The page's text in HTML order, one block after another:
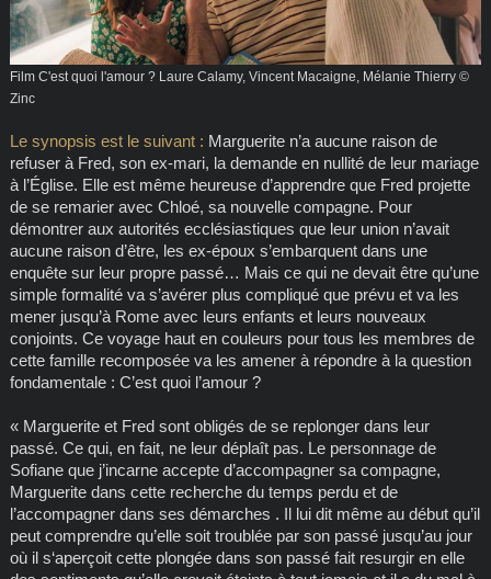
Film C'est quoi l'amour ? Laure Calamy, Vincent Macaigne, Mélanie Thierry ©
Zinc
Le synopsis est le suivant : Marguerite n’a aucune raison de
refuser à Fred, son ex-mari, la demande en nullité de leur mariage
à l’Église. Elle est même heureuse d’apprendre que Fred projette
de se remarier avec Chloé, sa nouvelle compagne. Pour
démontrer aux autorités ecclésiastiques que leur union n’avait
aucune raison d’être, les ex-époux s’embarquent dans une
enquête sur leur propre passé… Mais ce qui ne devait être qu’une
simple formalité va s’avérer plus compliqué que prévu et va les
mener jusqu’à Rome avec leurs enfants et leurs nouveaux
conjoints. Ce voyage haut en couleurs pour tous les membres de
cette famille recomposée va les amener à répondre à la question
fondamentale : C’est quoi l’amour ?
« Marguerite et Fred sont obligés de se replonger dans leur
passé. Ce qui, en fait, ne leur déplaît pas. Le personnage de
Sofiane que j’incarne accepte d’accompagner sa compagne,
Marguerite dans cette recherche du temps perdu et de
l’accompagner dans ses démarches . Il lui dit même au début qu’il
peut comprendre qu’elle soit troublée par son passé jusqu’au jour
où il s‘aperçoit cette plongée dans son passé fait resurgir en elle